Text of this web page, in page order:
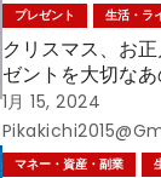
プレゼント 生活・ラ
クリスマス、お
ゼントを大切な
1月 15, 2024
マネー・資産・副業